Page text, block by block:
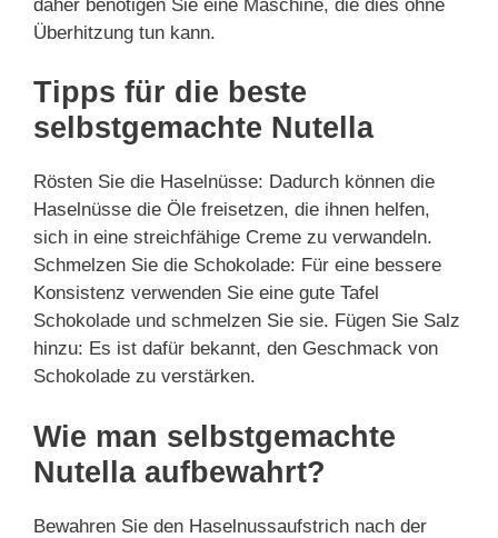
daher benötigen Sie eine Maschine, die dies ohne
Überhitzung tun kann.
Tipps für die beste
selbstgemachte Nutella
Rösten Sie die Haselnüsse: Dadurch können die
Haselnüsse die Öle freisetzen, die ihnen helfen,
sich in eine streichfähige Creme zu verwandeln.
Schmelzen Sie die Schokolade: Für eine bessere
Konsistenz verwenden Sie eine gute Tafel
Schokolade und schmelzen Sie sie. Fügen Sie Salz
hinzu: Es ist dafür bekannt, den Geschmack von
Schokolade zu verstärken.
Wie man selbstgemachte
Nutella aufbewahrt?
Bewahren Sie den Haselnussaufstrich nach der